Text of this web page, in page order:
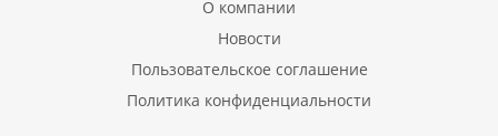
О компании
Новости
Пользовательское соглашение
Политика конфиденциальности